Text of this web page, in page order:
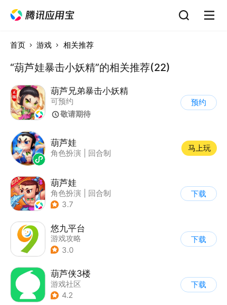
首页 游戏 相关推荐
“葫芦娃暴击小妖精”的相关推荐(22)
葫芦兄弟暴击小妖精
可预约
敬请期待
预约
葫芦娃
角色扮演 回合制
马上玩
葫芦娃
角色扮演
回合制
| 动漫改编
3.7
下载
悠九平台
游戏攻略
3.0
下载
葫芦侠3楼
游戏社区
4.2
下载